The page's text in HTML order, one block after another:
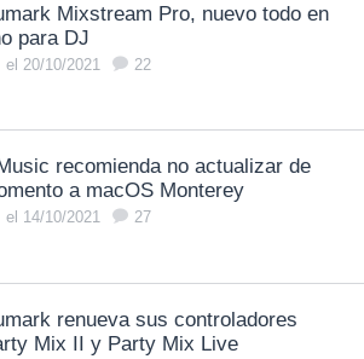
Mixstream Pro, nuevo todo en
para DJ
el 20/10/2021 22
recomienda no actualizar de
a macOS Monterey
el 14/10/2021 27
renueva sus controladores
Mix II y Party Mix Live